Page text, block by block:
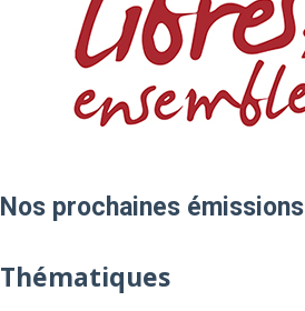
Nos prochaines émissions
Thématiques